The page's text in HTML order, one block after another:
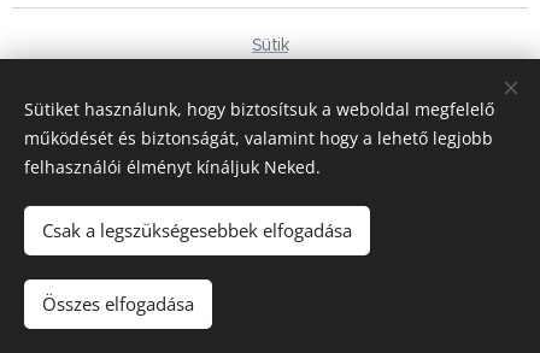
Sütik
Magyar
Deutsch
Pénznem
HUF Ft
EUR €
Sütiket használunk, hogy biztosítsuk a weboldal megfelelő
működését és biztonságát, valamint hogy a lehető legjobb
felhasználói élményt kínáljuk Neked.
Csak a legszükségesebbek elfogadása
Összes elfogadása